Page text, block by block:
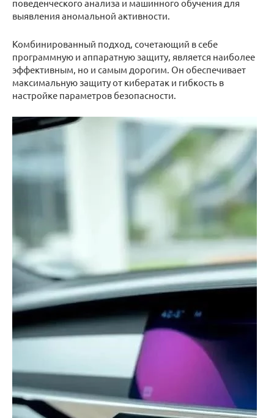
поведенческого анализа и машинного обучения для
выявления аномальной активности.
Комбинированный подход, сочетающий в себе
программную и аппаратную защиту, является наиболее
эффективным, но и самым дорогим. Он обеспечивает
максимальную защиту от кибератак и гибкость в
настройке параметров безопасности.